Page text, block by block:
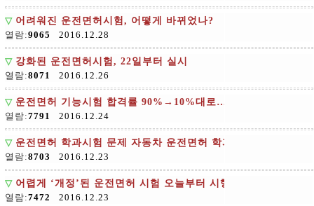
▽ 어려워진 운전면허시험, 어떻게 바뀌었나?
열람:9065 2016.12.28
▽ 강화된 운전면허시험, 22일부터 실시
열람:8071 2016.12.26
▽ 운전면허 기능시험 합격률 90%→10%대로…응시자들 어리둥절
열람:7791 2016.12.24
▽ 운전면허 학과시험 문제 자동차 운전면허 학과시험 문제공개
열람:8703 2016.12.23
▽ 어렵게 ‘개정’된 운전면허 시험 오늘부터 시행
열람:7472 2016.12.23